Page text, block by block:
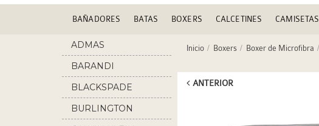
BAÑADORES BATAS BOXERS CALCETINES CAMISETAS
ADMAS
BARANDI
BLACKSPADE
BURLINGTON
Inicio Boxers Boxer de Microfibra
ANTERIOR